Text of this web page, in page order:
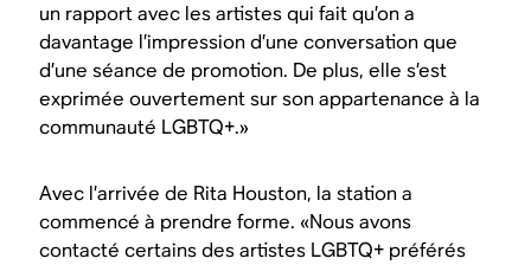
un rapport avec les artistes qui fait qu’on a
davantage l’impression d’une conversation que
d’une séance de promotion. De plus, elle s’est
exprimée ouvertement sur son appartenance à la
communauté LGBTQ+.»
Avec l’arrivée de Rita Houston, la station a
commencé à prendre forme. «Nous avons
contacté certains des artistes LGBTQ+ préférés